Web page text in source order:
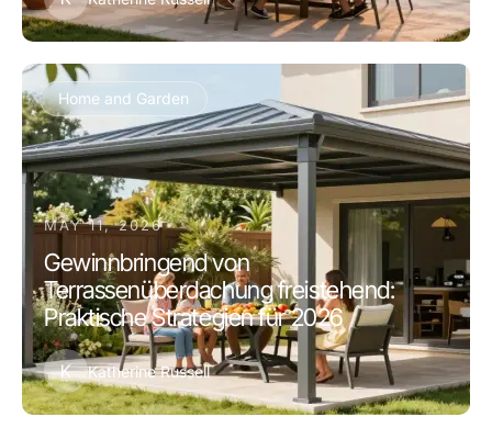
Home and Garden
MAY 11, 2026
Gewinnbringend von
Terrassenüberdachung freistehend:
Praktische Strategien für 2026
K Katherine Russell